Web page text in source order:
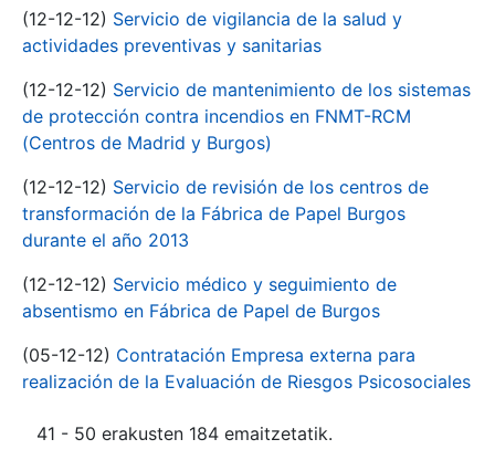
(12-12-12) Servicio de vigilancia de la salud y
actividades preventivas y sanitarias
(12-12-12) Servicio de mantenimiento de los sistemas
de protección contra incendios en FNMT-RCM
(Centros de Madrid y Burgos)
(12-12-12) Servicio de revisión de los centros de
transformación de la Fábrica de Papel Burgos
durante el año 2013
(12-12-12) Servicio médico y seguimiento de
absentismo en Fábrica de Papel de Burgos
(05-12-12) Contratación Empresa externa para
realización de la Evaluación de Riesgos Psicosociales
41 - 50 erakusten 184 emaitzetatik.